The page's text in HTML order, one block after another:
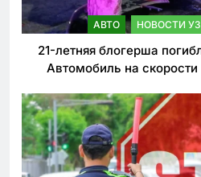
АВТО НОВОСТИ
21-летняя блогерша
Автомобиль на